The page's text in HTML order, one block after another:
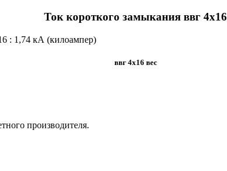
Ток короткого замыкания ввг 4х16
: 1,74 кА (килоампер)
ввг 4х16 вес
производителя.